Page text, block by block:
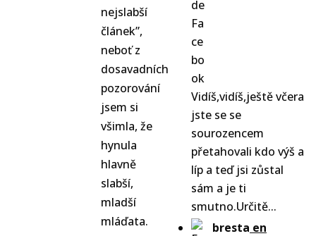
Vidíš,vidíš,ještě včera
jste se se
sourozencem
přetahovali kdo výš a
líp a teď jsi zůstal
sám a je ti
smutno.Určitě...
bresta en
nejslabší
článek”,
neboť z
dosavadních
pozorování
jsem si
všimla, že
hynula
hlavně
slabší,
mladší
mláďata.